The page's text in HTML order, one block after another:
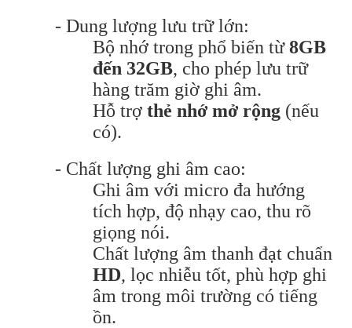
- Dung lượng lưu trữ lớn:
Bộ nhớ trong phổ biến từ8GB
đến 32GB, cho phép lưu trữ
hàng trăm giờ ghi âm.
Hỗ trợthẻ nhớ mở rộng (nếu
có).
- Chất lượng ghi âm cao:
Ghi âm với micro đa hướng
tích hợp, độ nhạy cao, thu rõ
giọng nói.
Chất lượng âm thanh đạt chuẩn
HD, lọc nhiễu tốt, phù hợp ghi
âm trong môi trường có tiếng
ồn.